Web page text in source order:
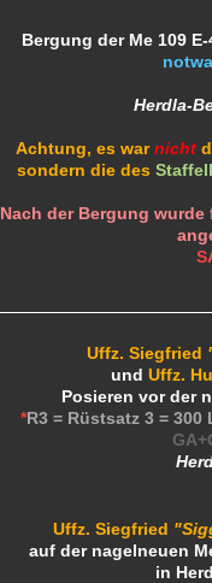
Bergung der Me 109
Herdla-
Achtung, es war nicht
sondern die des
Nach der Bergung
Uffz. Siegfried
und Uffz.
Posieren vor der
*R3 = Rüstsatz 3 =
Uffz. Siegfried
auf der nagelneuen
in